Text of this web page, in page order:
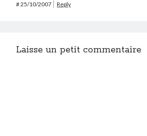
#25/10/2007 Reply
Laisse un petit commentaire